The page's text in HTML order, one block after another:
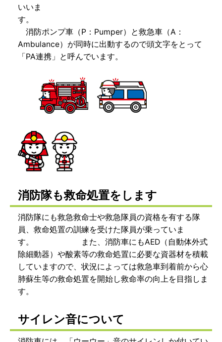
いいま
す。
消防ポンプ車（P：Pumper）と救急車（A：
Ambulance）が同時に出動するので頭文字をとって
「PA連携」と呼んでいます。
消防隊も救命処置をします
消防隊にも救急救命士や救急隊員の資格を有する隊
員、救命処置の訓練を受けた隊員が乗っていま
す。 また、消防車にもAED（自動体外式
除細動器）や酸素等の救命処置に必要な資器材を積載
していますので、状況によっては救急車到着前から心
肺蘇生等の救命処置を開始し救命率の向上を目指しま
す。
サイレン音について